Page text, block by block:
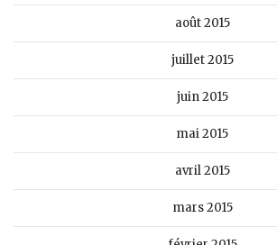
août 2015
juillet 2015
juin 2015
mai 2015
avril 2015
mars 2015